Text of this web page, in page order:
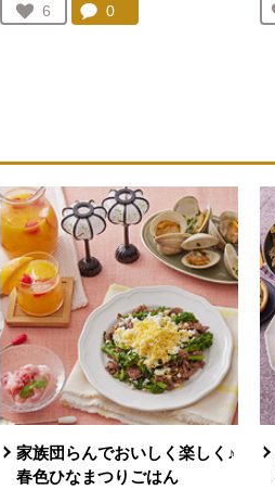
お気に入り登録：
6
人が登録
コメント：
0件。コメントを見る。
家族団らんでおいしく楽しく♪
春色ひなまつりごはん